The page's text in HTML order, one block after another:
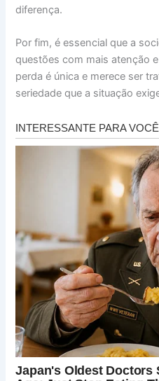
diferença.
Por fim, é essencial que a
questões com mais atenção
perda é única e merece ser
seriedade que a situação